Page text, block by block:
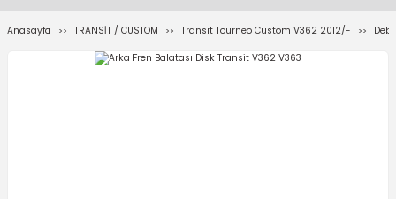
Anasayfa TRANSİT / CUSTOM Transit Tourneo Custom V362 2012/-